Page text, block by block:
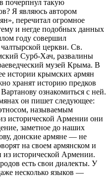
почерпнул такую
Я являюсь автором
перечитал огромное
и негде подобных данных
году совершил
церкви. Св.
Сурб-Хач, развалины
музей Крыма. В
истории крымских армян
хранят историю предков
ознакомиться с ней.
он пишет следующее:
называемым
исторической Армении они
заметное до наших
донские армяне — не
на своем армянском и
из исторической Армении.
есть свои диалекты. У
несколько языков —